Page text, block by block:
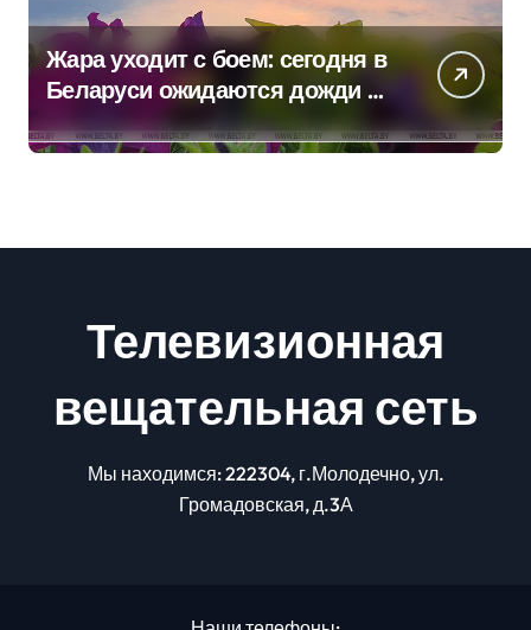
Жара уходит с боем: сегодня в
Беларуси ожидаются дожди и
грозы
Телевизионная
вещательная сеть
Мы находимся: 222304, г.Молодечно, ул.
Громадовская, д.3А